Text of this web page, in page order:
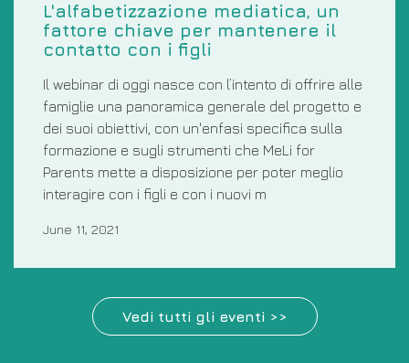
L'alfabetizzazione mediatica, un
fattore chiave per mantenere il
contatto con i figli
Il webinar di oggi nasce con l’intento di offrire alle
famiglie una panoramica generale del progetto e
dei suoi obiettivi, con un'enfasi specifica sulla
formazione e sugli strumenti che MeLi for
Parents mette a disposizione per poter meglio
interagire con i figli e con i nuovi m
June 11, 2021
Vedi tutti gli eventi >>